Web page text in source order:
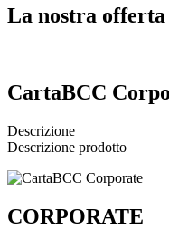
La nostra
CartaBCC
Descrizione
Descrizione prodotto
CORPORATE